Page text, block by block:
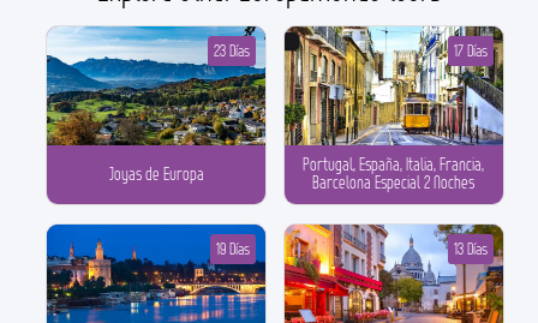
Joyas de Europa
23 Días
Portugal, España, Italia, Francia,
Barcelona Especial 2 Noches
17 Días
19 Días 13 Días